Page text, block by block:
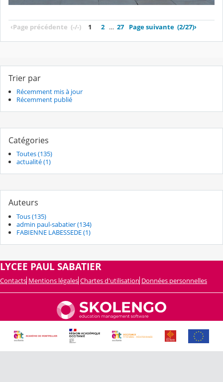
‹Page précédente (-/-) 1 2 … 27 Page suivante (2/27)›
Trier par
Récemment mis à jour
Récemment publié
Catégories
Toutes (135)
actualité (1)
Auteurs
Tous (135)
admin paul-sabatier (134)
FABIENNE LABESSEDE (1)
LYCEE PAUL SABATIER
Contacts Mentions légales Chartes d'utilisation Données personnelles